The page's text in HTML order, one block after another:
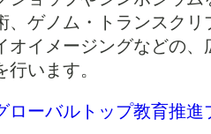
、ゲノム・トランスク
オイメージングなどの
います。
ローバルトップ教育推